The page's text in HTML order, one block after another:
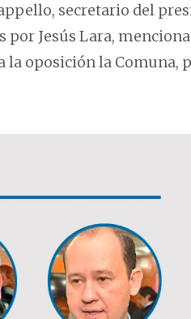
secretario del
Jesús Lara,
la oposición la Comuna,